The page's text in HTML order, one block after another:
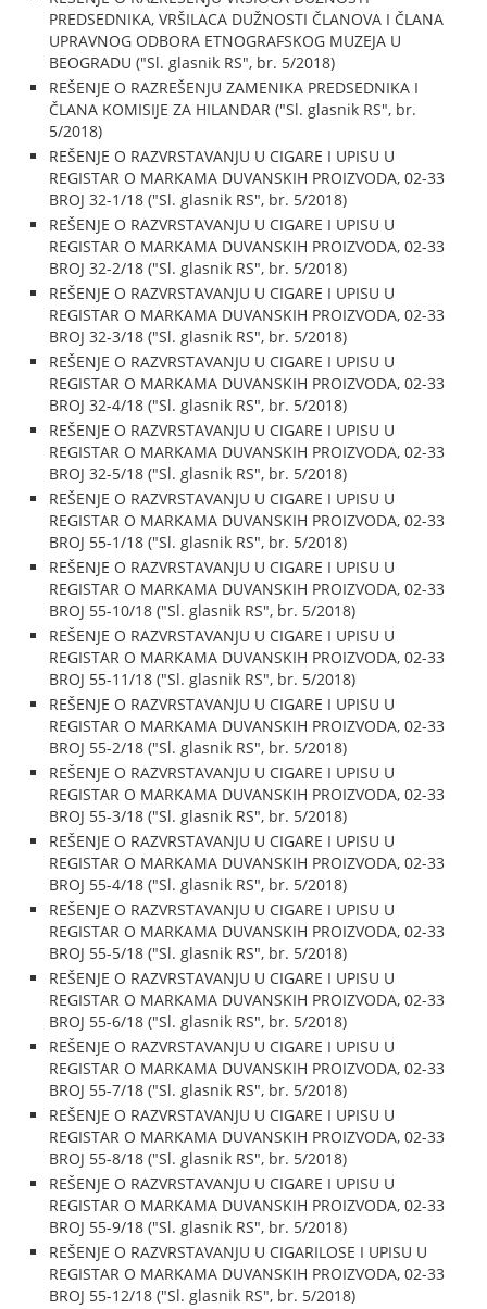
PREDSEDNIKA, VRŠILACA DUŽNOSTI ČLANOVA I ČLANA
UPRAVNOG ODBORA ETNOGRAFSKOG MUZEJA U
BEOGRADU ("Sl. glasnik RS", br. 5/2018)
REŠENJE O RAZREŠENJU ZAMENIKA PREDSEDNIKA I
ČLANA KOMISIJE ZA HILANDAR ("Sl. glasnik RS", br.
5/2018)
REŠENJE O RAZVRSTAVANJU U CIGARE I UPISU U
REGISTAR O MARKAMA DUVANSKIH PROIZVODA, 02-33
BROJ 32-1/18 ("Sl. glasnik RS", br. 5/2018)
REŠENJE O RAZVRSTAVANJU U CIGARE I UPISU U
REGISTAR O MARKAMA DUVANSKIH PROIZVODA, 02-33
BROJ 32-2/18 ("Sl. glasnik RS", br. 5/2018)
REŠENJE O RAZVRSTAVANJU U CIGARE I UPISU U
REGISTAR O MARKAMA DUVANSKIH PROIZVODA, 02-33
BROJ 32-3/18 ("Sl. glasnik RS", br. 5/2018)
REŠENJE O RAZVRSTAVANJU U CIGARE I UPISU U
REGISTAR O MARKAMA DUVANSKIH PROIZVODA, 02-33
BROJ 32-4/18 ("Sl. glasnik RS", br. 5/2018)
REŠENJE O RAZVRSTAVANJU U CIGARE I UPISU U
REGISTAR O MARKAMA DUVANSKIH PROIZVODA, 02-33
BROJ 32-5/18 ("Sl. glasnik RS", br. 5/2018)
REŠENJE O RAZVRSTAVANJU U CIGARE I UPISU U
REGISTAR O MARKAMA DUVANSKIH PROIZVODA, 02-33
BROJ 55-1/18 ("Sl. glasnik RS", br. 5/2018)
REŠENJE O RAZVRSTAVANJU U CIGARE I UPISU U
REGISTAR O MARKAMA DUVANSKIH PROIZVODA, 02-33
BROJ 55-10/18 ("Sl. glasnik RS", br. 5/2018)
REŠENJE O RAZVRSTAVANJU U CIGARE I UPISU U
REGISTAR O MARKAMA DUVANSKIH PROIZVODA, 02-33
BROJ 55-11/18 ("Sl. glasnik RS", br. 5/2018)
REŠENJE O RAZVRSTAVANJU U CIGARE I UPISU U
REGISTAR O MARKAMA DUVANSKIH PROIZVODA, 02-33
BROJ 55-2/18 ("Sl. glasnik RS", br. 5/2018)
REŠENJE O RAZVRSTAVANJU U CIGARE I UPISU U
REGISTAR O MARKAMA DUVANSKIH PROIZVODA, 02-33
BROJ 55-3/18 ("Sl. glasnik RS", br. 5/2018)
REŠENJE O RAZVRSTAVANJU U CIGARE I UPISU U
REGISTAR O MARKAMA DUVANSKIH PROIZVODA, 02-33
BROJ 55-4/18 ("Sl. glasnik RS", br. 5/2018)
REŠENJE O RAZVRSTAVANJU U CIGARE I UPISU U
REGISTAR O MARKAMA DUVANSKIH PROIZVODA, 02-33
BROJ 55-5/18 ("Sl. glasnik RS", br. 5/2018)
REŠENJE O RAZVRSTAVANJU U CIGARE I UPISU U
REGISTAR O MARKAMA DUVANSKIH PROIZVODA, 02-33
BROJ 55-6/18 ("Sl. glasnik RS", br. 5/2018)
REŠENJE O RAZVRSTAVANJU U CIGARE I UPISU U
REGISTAR O MARKAMA DUVANSKIH PROIZVODA, 02-33
BROJ 55-7/18 ("Sl. glasnik RS", br. 5/2018)
REŠENJE O RAZVRSTAVANJU U CIGARE I UPISU U
REGISTAR O MARKAMA DUVANSKIH PROIZVODA, 02-33
BROJ 55-8/18 ("Sl. glasnik RS", br. 5/2018)
REŠENJE O RAZVRSTAVANJU U CIGARE I UPISU U
REGISTAR O MARKAMA DUVANSKIH PROIZVODA, 02-33
BROJ 55-9/18 ("Sl. glasnik RS", br. 5/2018)
REŠENJE O RAZVRSTAVANJU U CIGARILOSE I UPISU U
REGISTAR O MARKAMA DUVANSKIH PROIZVODA, 02-33
BROJ 55-12/18 ("Sl. glasnik RS", br. 5/2018)